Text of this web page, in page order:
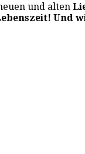
und alten
Und